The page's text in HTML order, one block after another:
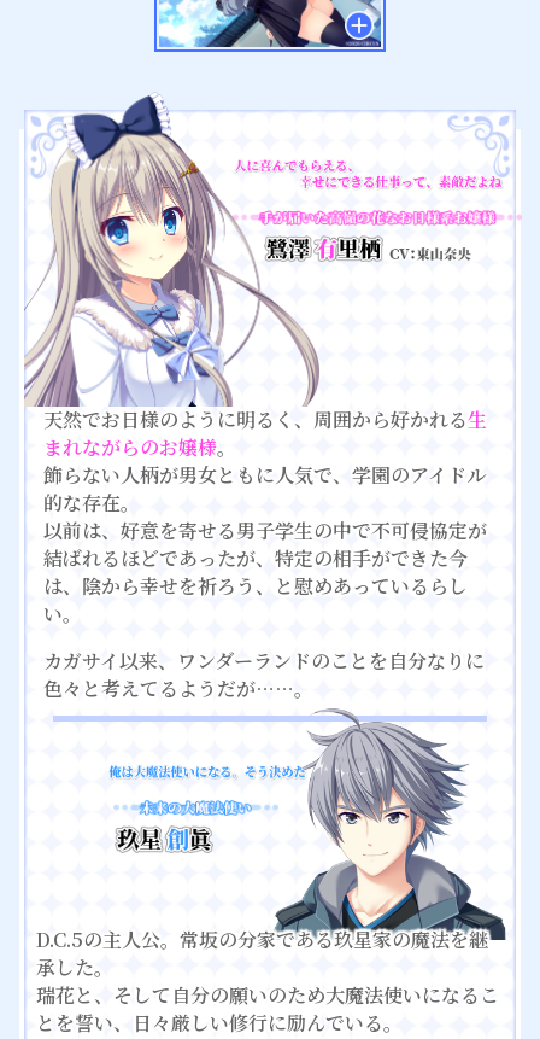
天然でお日様のように明るく、周囲から好かれる生
まれながらのお嬢様。
飾らない人柄が男女ともに人気で、学園のアイドル
的な存在。
以前は、好意を寄せる男子学生の中で不可侵協定が
結ばれるほどであったが、特定の相手ができた今
は、陰から幸せを祈ろう、と慰めあっているらし
い。
カガサイ以来、ワンダーランドのことを自分なりに
色々と考えてるようだが……。
D.C.5の主人公。常坂の分家である玖星家の魔法を継
承した。
瑞花と、そして自分の願いのため大魔法使いになるこ
とを誓い、日々厳しい修行に励んでいる。